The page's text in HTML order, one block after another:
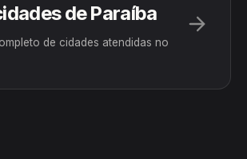
de Paraíba
de cidades atendidas no